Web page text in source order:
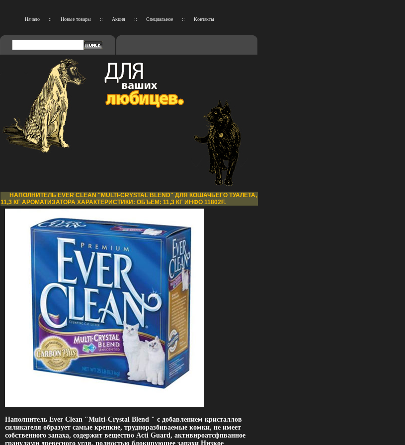
Начало :: Новые товары :: Акция :: Специальное :: Контакты
НАПОЛНИТЕЛЬ EVER CLEAN "MULTI-CRYSTAL BLEND" ДЛЯ КОШАЧЬЕГО ТУАЛЕТА,
11,3 КГ АРОМАТИЗАТОРА ХАРАКТЕРИСТИКИ: ОБЪЕМ: 11,3 КГ ИНФО 11802F.
Наполнитель Ever Clean "Multi-Crystal Blend " с добавлением кристаллов
силикагеля образует самые крепкие, трудноразбиваемые комки, не имеет
собственного запаха, содержит вещество Acti Guard, активироатсфпванное
гранулами древесного угля, полностью блокирующее запахи Низкое